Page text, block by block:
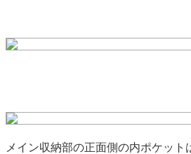
メイン収納部の正面側の内ポケット